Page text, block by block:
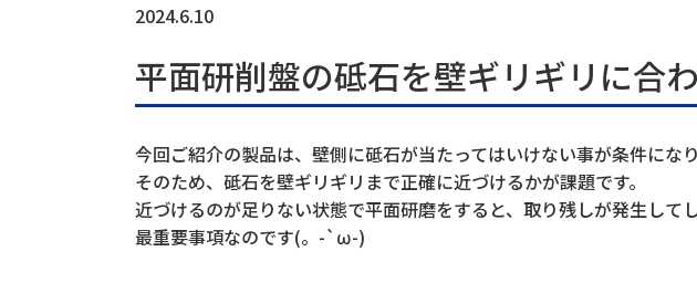
2024.6.10
平面研削盤の砥石を壁ギリギリに合
今回ご紹介の製品は、壁側に砥石が当たってはいけない事が条件になり
そのため、砥石を壁ギリギリまで正確に近づけるかが課題です。
近づけるのが足りない状態で平面研磨をすると、取り残しが発生して
最重要事項なのです(。-`ω-)